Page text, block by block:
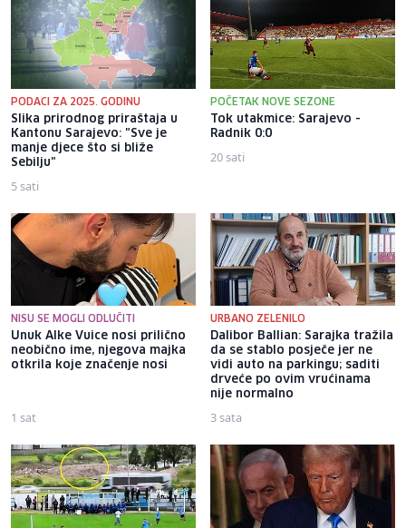
PODACI ZA 2025. GODINU
Slika prirodnog priraštaja u
Kantonu Sarajevo: "Sve je
manje djece što si bliže
Sebilju"
5 sati
POČETAK NOVE SEZONE
Tok utakmice: Sarajevo -
Radnik 0:0
20 sati
NISU SE MOGLI ODLUČITI
Unuk Alke Vuice nosi prilično
neobično ime, njegova majka
otkrila koje značenje nosi
1 sat
URBANO ZELENILO
Dalibor Ballian: Sarajka tražila
da se stablo posječe jer ne
vidi auto na parkingu; saditi
drveće po ovim vrućinama
nije normalno
3 sata